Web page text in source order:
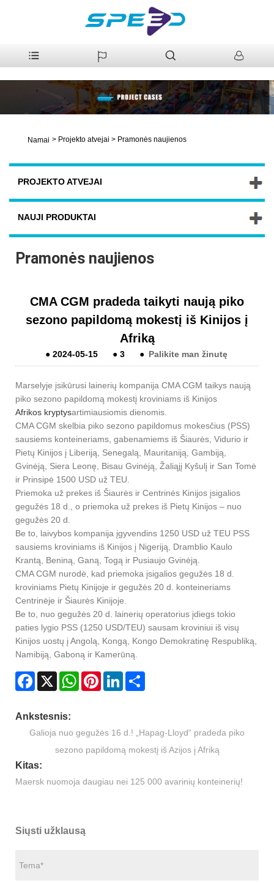
Namai > Projekto atvejai > Pramonės naujienos
PROJEKTO ATVEJAI
NAUJI PRODUKTAI
Pramonės naujienos
CMA CGM pradeda taikyti naują piko
sezono papildomą mokestį iš Kinijos į
Afriką
● 2024-05-15 ● 3 ● Palikite man žinutę
Marselyje įsikūrusi lainerių kompanija CMA CGM taikys naują
piko sezono papildomą mokestį kroviniams iš Kinijos
Afrikos kryptysartimiausiomis dienomis.
CMA CGM skelbia piko sezono papildomus mokesčius (PSS)
sausiems konteineriams, gabenamiems iš Šiaurės, Vidurio ir
Pietų Kinijos į Liberiją, Senegalą, Mauritaniją, Gambiją,
Gvinėją, Siera Leonę, Bisau Gvinėją, Žaliąjį Kyšulį ir San Tomė
ir Prinsipė 1500 USD už TEU.
Priemoka už prekes iš Šiaurės ir Centrinės Kinijos įsigalios
gegužės 18 d., o priemoka už prekes iš Pietų Kinijos – nuo ​​
gegužės 20 d.
Be to, laivybos kompanija įgyvendins 1250 USD už TEU PSS
sausiems kroviniams iš Kinijos į Nigeriją, Dramblio Kaulo
Krantą, Beniną, Ganą, Togą ir Pusiaujo Gvinėją.
CMA CGM nurodė, kad priemoka įsigalios gegužės 18 d.
kroviniams Pietų Kinijoje ir gegužės 20 d. konteineriams
Centrinėje ir Šiaurės Kinijoje.
Be to, nuo gegužės 20 d. lainerių operatorius įdiegs tokio
paties lygio PSS (1250 USD/TEU) sausam kroviniui iš visų
Kinijos uostų į Angolą, Kongą, Kongo Demokratinę Respubliką,
Namibiją, Gaboną ir Kamerūną.
Facebook
X WhatsAppPinterestLinkedIn
Ankstesnis:
Galioja nuo gegužės 16 d.! „Hapag-Lloyd“ pradeda piko
sezono papildomą mokestį iš Azijos į Afriką
Kitas:
Maersk nuomoja daugiau nei 125 000 avarinių konteinerių!
Siųsti užklausą